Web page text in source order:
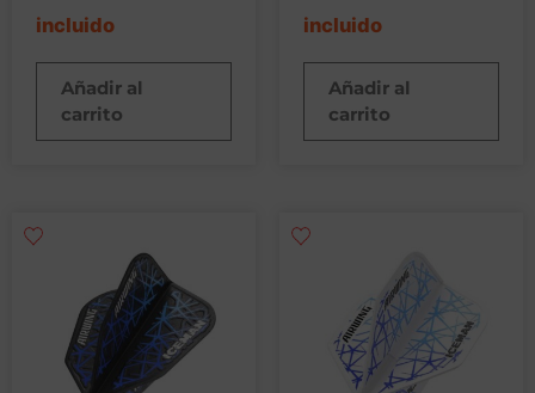
incluido
Añadir al
carrito
incluido
Añadir al
carrito